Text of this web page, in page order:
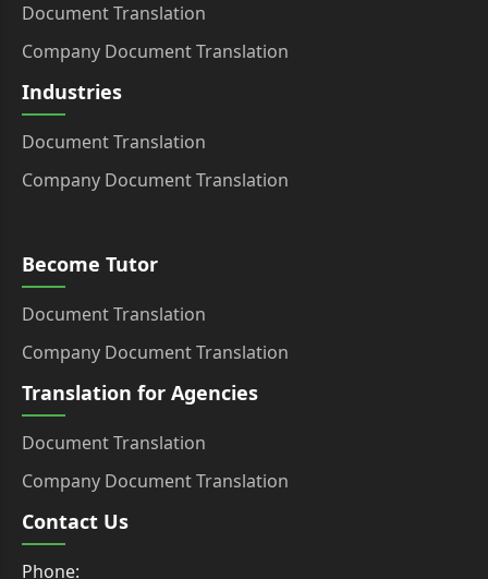
Document Translation
Company Document Translation
Industries
Document Translation
Company Document Translation
Become Tutor
Document Translation
Company Document Translation
Translation for Agencies
Document Translation
Company Document Translation
Contact Us
Phone: